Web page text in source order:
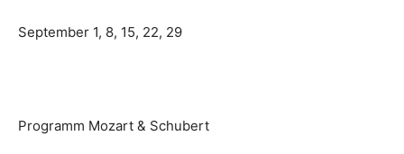
September 1, 8, 15, 22, 29
Programm Mozart & Schubert